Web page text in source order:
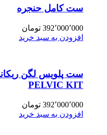
ست کامل حنجره
392٬000٬000 تومان
افزودن به سبد خرید
PELVIC KIT
392٬000٬000 تومان
افزودن به سبد خرید